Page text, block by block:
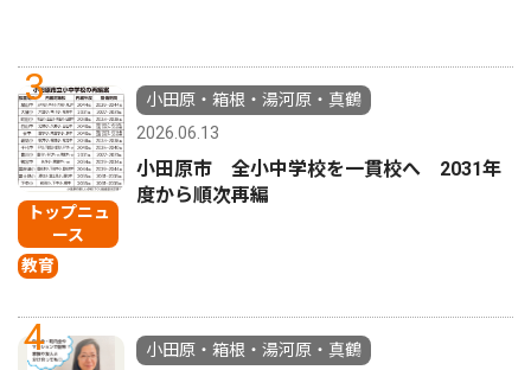
3
トップニュ
ース
教育
小田原・箱根・湯河原・真鶴
2026.06.13
小田原市 全小中学校を一貫校へ 2031年
度から順次再編
4
小田原・箱根・湯河原・真鶴